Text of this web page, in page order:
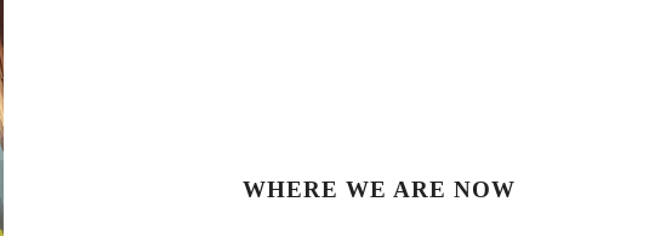
WHERE WE ARE NOW